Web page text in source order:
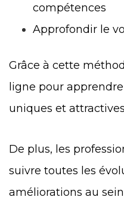
compétences
Approfondir le
Grâce à cette
ligne pour
uniques et
De plus, les
suivre toutes les
améliorations au